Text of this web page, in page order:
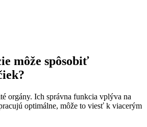
môže spôsobiť
orgány. Ich správna funkcia vplýva na
optimálne, môže to viesť k viacerým